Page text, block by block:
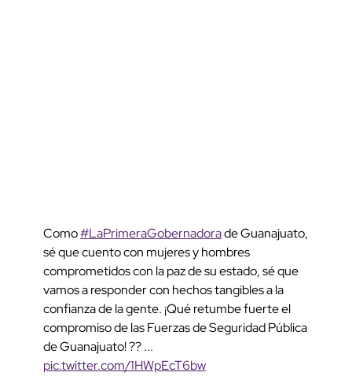
Como#LaPrimeraGobernadorade Guanajuato,
sé que cuento con mujeres y hombres
comprometidos con la paz de su estado, sé que
vamos a responder con hechos tangibles a la
confianza de la gente. ¡Qué retumbe fuerte el
compromiso de las Fuerzas de Seguridad Pública
de Guanajuato! ?? ...
pic.twitter.com/1HWpEcT6bw